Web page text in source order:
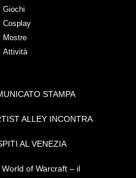
Giochi
Cosplay
Mostre
Attività
STAMPA
ALLEY INCONTRA
AL VENEZIA
World of Warcraft – il